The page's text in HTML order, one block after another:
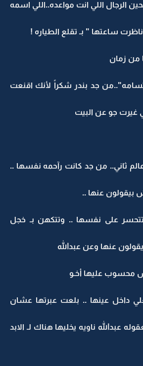
الرجال اللي انت مواعده..اللي اسمه
ساعتها " بـ تقلع الطياره !
من زمان
جد بندر شكراً لأنك اقنعت
غيرت جو عن البيت
ثاني.. من جد كانت رآحمه نفسها ..
بيقولون عنها ..
على نفسها .. وتتكهن بـ خجل
عنها وعن عبدالله
محسوب عليها أخـو
داخل عينها .. بلعت عبرتها عشان
عبدالله ناويه يخليها هناك لـ الابد